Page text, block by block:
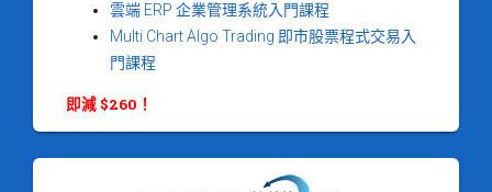
雲端 ERP 企業管理系統入門課程
Multi Chart Algo Trading 即市股票程式交易入
門課程
即減 $260！